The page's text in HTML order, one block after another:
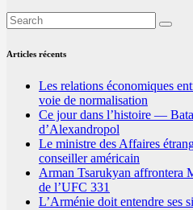
Articles récents
Les relations économiques
voie de normalisation
Ce jour dans l’histoire —
d’Alexandropol
Le ministre des Affaires
conseiller américain
Arman Tsarukyan affrontera
de l’UFC 331
L’Arménie doit entendre ses